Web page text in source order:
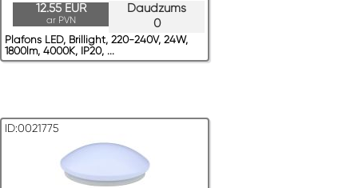
Daudzums
0
12.55 EUR
ar PVN
Plafons LED, Brillight, 220-240V, 24W,
1800lm, 4000K, IP20, ...
ID:0021775